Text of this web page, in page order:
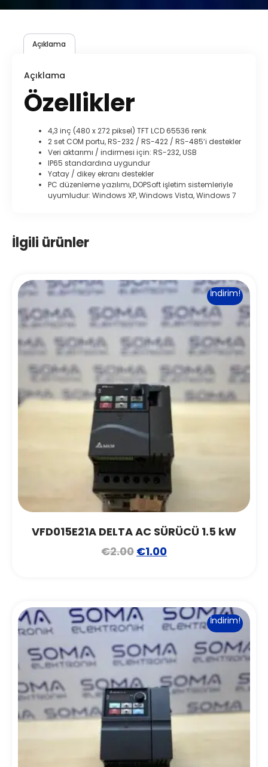
Açıklama
Açıklama
Özellikler
4,3 inç (480 x 272 piksel) TFT LCD 65536 renk
2 set COM portu, RS-232 / RS-422 / RS-485’i destekler
Veri aktarımı / indirmesi için: RS-232, USB
IP65 standardına uygundur
Yatay / dikey ekranı destekler
PC düzenleme yazılımı, DOPSoft işletim sistemleriyle
uyumludur: Windows XP, Windows Vista, Windows 7
İlgili ürünler
İndirim!
VFD015E21A DELTA AC SÜRÜCÜ 1.5 kW
€2.00 €1.00
İndirim!